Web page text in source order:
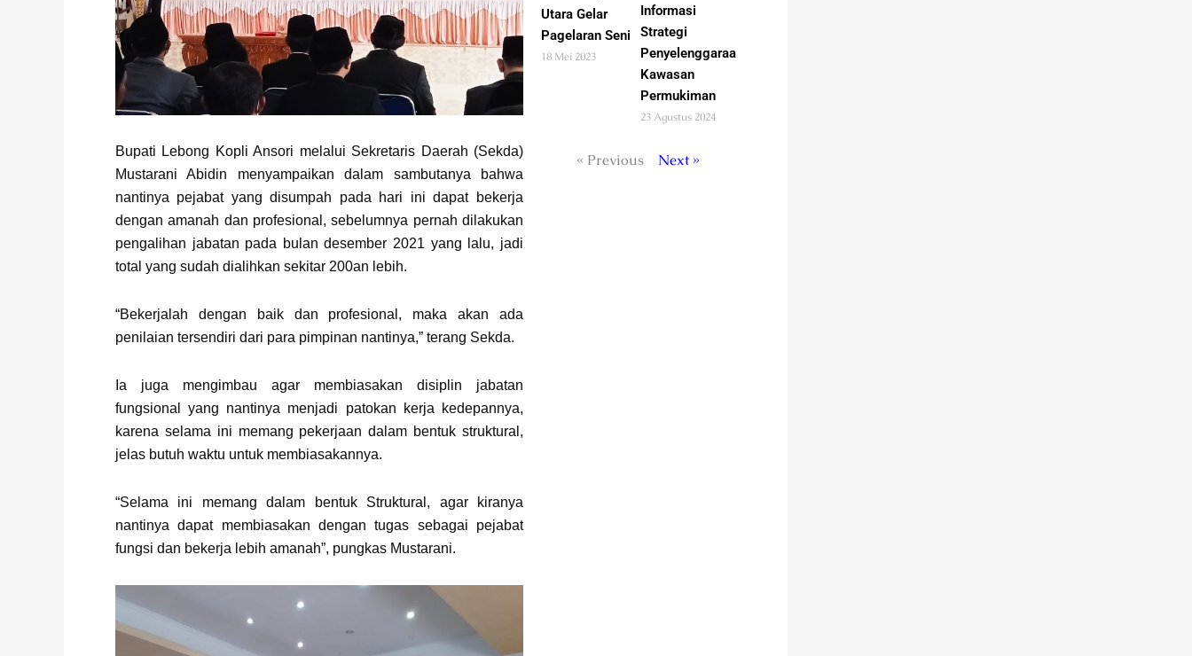
Bupati Lebong Kopli Ansori melalui Sekretaris Daerah (Sekda)
Mustarani Abidin menyampaikan dalam sambutanya bahwa
nantinya pejabat yang disumpah pada hari ini dapat bekerja
dengan amanah dan profesional, sebelumnya pernah dilakukan
pengalihan jabatan pada bulan desember 2021 yang lalu, jadi
total yang sudah dialihkan sekitar 200an lebih.
“Bekerjalah dengan baik dan profesional, maka akan ada
penilaian tersendiri dari para pimpinan nantinya,” terang Sekda.
Ia juga mengimbau agar membiasakan disiplin jabatan
fungsional yang nantinya menjadi patokan kerja kedepannya,
karena selama ini memang pekerjaan dalam bentuk struktural,
jelas butuh waktu untuk membiasakannya.
“Selama ini memang dalam bentuk Struktural, agar kiranya
nantinya dapat membiasakan dengan tugas sebagai pejabat
fungsi dan bekerja lebih amanah”, pungkas Mustarani.
Utara Gelar
Pagelaran Seni
18 Mei 2023
Informasi
Strategi
Penyelenggaraan
Kawasan
Permukiman
23 Agustus 2024
« Previous Next »